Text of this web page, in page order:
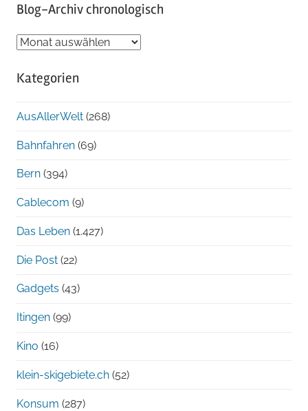
Blog-Archiv chronologisch
Blog-
chronologisch
Kategorien
AusAllerWelt (268)
Bahnfahren (69)
Bern (394)
Cablecom (9)
Das Leben (1.427)
Die Post (22)
Gadgets (43)
Itingen (99)
Kino (16)
klein-skigebiete.ch (52)
Konsum (287)